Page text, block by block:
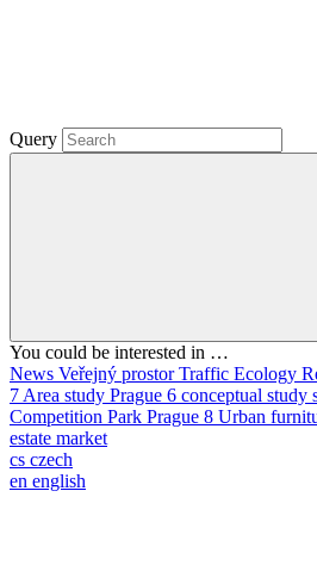
Query
You could be interested in …
News Veřejný prostorTraffic Ecology
7 Area study Prague 6 conceptual study
Competition Park Prague 8 Urban
estate market
cs czech
en english